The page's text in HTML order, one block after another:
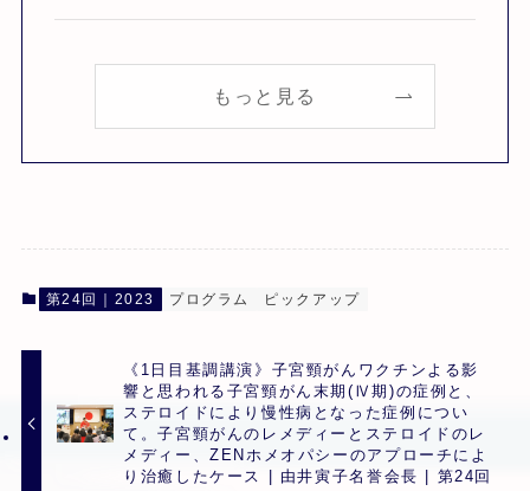
産を経験し外出もままならない程の坐
出できるまで回復したケース | 髙島亜
希代 | 第24回
もっと見る
第24回｜2023 プログラム ピックアップ
《1日目基調講演》子宮頸がんワクチンよる影
響と思われる子宮頸がん末期(Ⅳ期)の症例と、
ステロイドにより慢性病となった症例につい
て。子宮頸がんのレメディーとステロイドのレ
メディー、ZENホメオパシーのアプローチによ
り治癒したケース | 由井寅子名誉会長 | 第24回